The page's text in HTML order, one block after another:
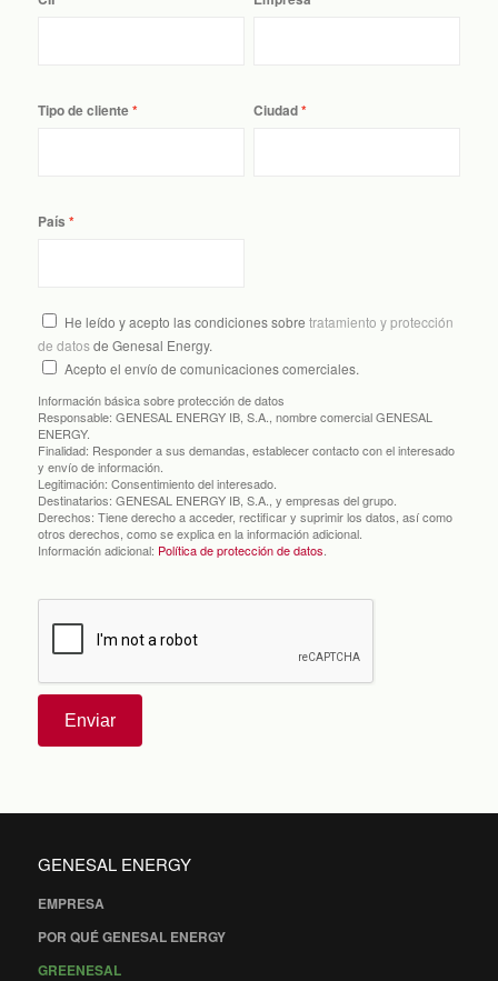
Tipo de cliente Ciudad
País
He leído y acepto las condiciones sobre tratamiento y protección
de datosde Genesal Energy.
Acepto el envío de comunicaciones comerciales.
Información básica sobre protección de datos
Responsable: GENESAL ENERGY IB, S.A., nombre comercial GENESAL
ENERGY.
Finalidad: Responder a sus demandas, establecer contacto con el interesado
y envío de información.
Legitimación: Consentimiento del interesado.
Destinatarios: GENESAL ENERGY IB, S.A., y empresas del grupo.
Derechos: Tiene derecho a acceder, rectificar y suprimir los datos, así como
otros derechos, como se explica en la información adicional.
Información adicional: Política de protección de datos
Enviar
GENESAL ENERGY
EMPRESA
POR QUÉ GENESAL ENERGY
GREENESAL